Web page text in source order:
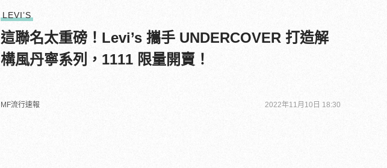
LEVI’S
這聯名太重磅！Levi’s 攜手 UNDERCOVER 打造解
構風丹寧系列，1111 限量開賣！
MF流行速報 2022年11月10日 18:30